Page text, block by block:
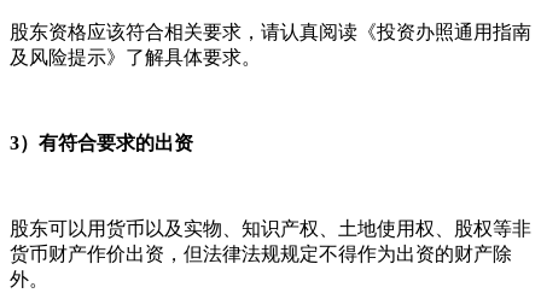
股东资格应该符合相关要求，请认真阅读《投资办照通用指南
及风险提示》了解具体要求。
3）有符合要求的出资
股东可以用货币以及实物、知识产权、土地使用权、股权等非
货币财产作价出资，但法律法规规定不得作为出资的财产除
外。